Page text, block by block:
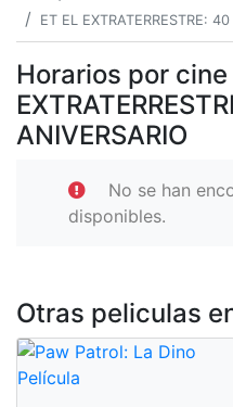
ET EL EXTRATERRESTRE:
Horarios por cine
ANIVERSARIO
No se han
disponibles.
Otras peliculas